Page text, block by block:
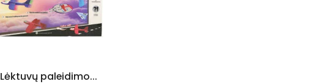
Lėktuvų paleidimo...